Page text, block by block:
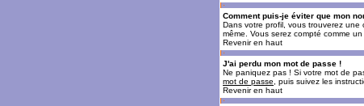
Comment puis-je éviter que mon
Dans votre profil, vous trouverez une
même. Vous serez compté comme un
Revenir en haut
J'ai perdu mon mot de passe !
Ne paniquez pas ! Si votre mot de
mot de passe , puis suivez les
Revenir en haut